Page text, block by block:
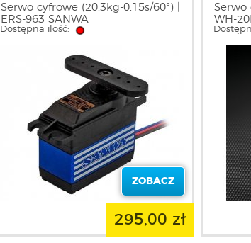
Serwo cyfrowe (20,3kg-0,15s/60°) |
ERS-963 SANWA
Dostępna ilość:
ZOBACZ
295,00 zł
Serwo
WH-